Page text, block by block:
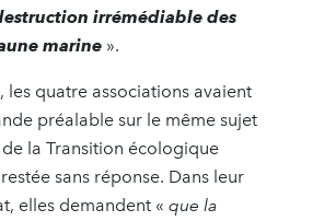
irrémédiable des
marine ».
les quatre associations avaient
préalable sur le même sujet
la Transition écologique
sans réponse. Dans leur
elles demandent « que la